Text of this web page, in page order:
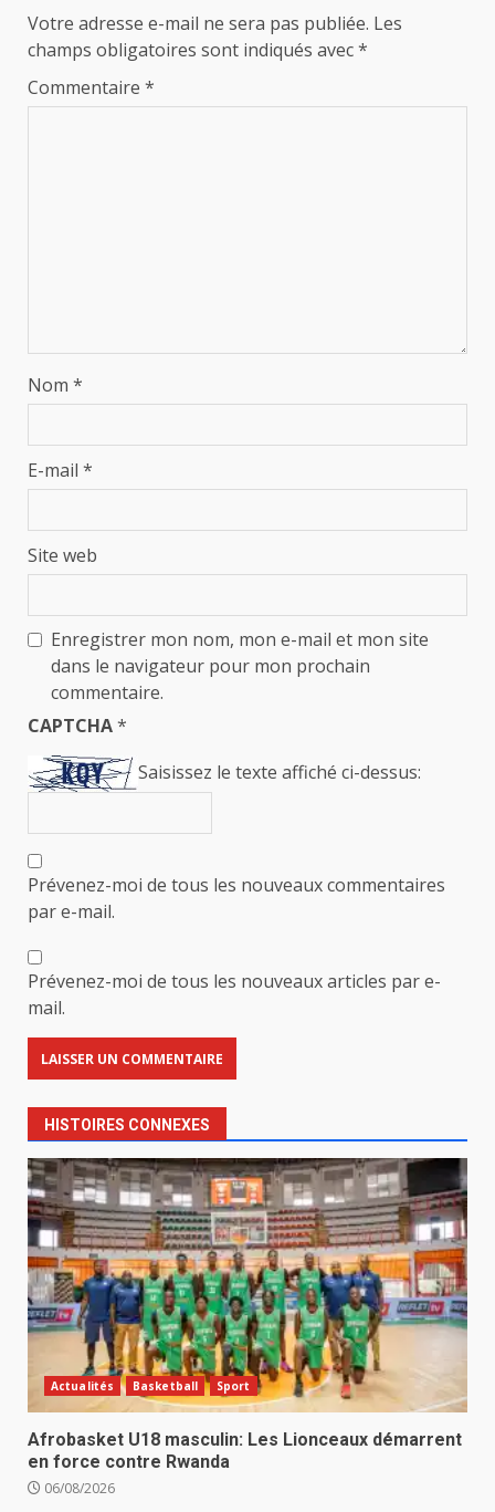
Votre adresse e-mail ne sera pas publiée. Les
champs obligatoires sont indiqués avec*
Commentaire *
Nom *
E-mail *
Site web
Enregistrer mon nom, mon e-mail et mon site
dans le navigateur pour mon prochain
commentaire.
CAPTCHA*
Saisissez le texte affiché ci-dessus:
Prévenez-moi de tous les nouveaux commentaires
par e-mail.
Prévenez-moi de tous les nouveaux articles par e-
mail.
HISTOIRES CONNEXES
Actualités Basketball Sport
Afrobasket U18 masculin: Les Lionceaux démarrent
en force contre Rwanda
06/08/2026